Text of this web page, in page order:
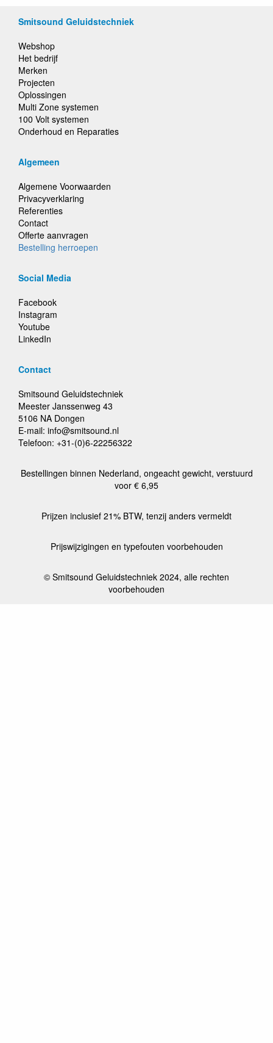
Smitsound Geluidstechniek
Webshop
Het bedrijf
Merken
Projecten
Oplossingen
Multi Zone systemen
100 Volt systemen
Onderhoud en Reparaties
Algemeen
Algemene Voorwaarden
Privacyverklaring
Referenties
Contact
Offerte aanvragen
Bestelling herroepen
Social Media
Facebook
Instagram
Youtube
LinkedIn
Contact
Smitsound Geluidstechniek
Meester Janssenweg 43
5106 NA Dongen
E-mail: info@smitsound.nl
Telefoon: +31-(0)6-22256322
Bestellingen binnen Nederland, ongeacht gewicht, verstuurd
voor € 6,95
Prijzen inclusief 21% BTW, tenzij anders vermeldt
Prijswijzigingen en typefouten voorbehouden
© Smitsound Geluidstechniek 2024, alle rechten
voorbehouden